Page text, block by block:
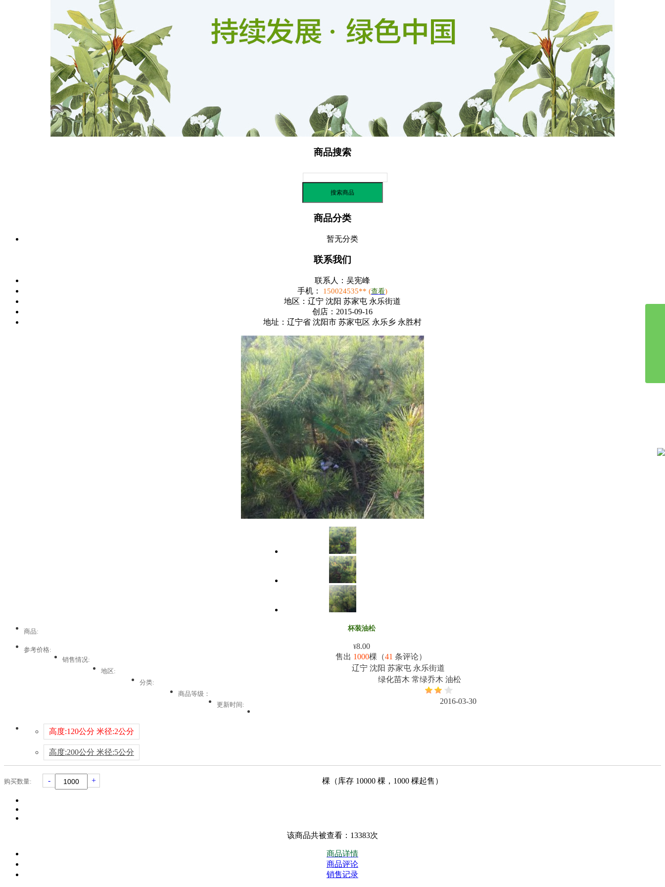
商品搜索
商品分类
暂无分类
联系我们
联系人： 吴宪峰
手机：
150024535** (查看)
地区： 辽宁 沈阳 苏家屯 永乐街道
创店： 2015-09-16
地址： 辽宁省 沈阳市 苏家屯区 永乐乡 永胜村
商品: 杯装油松
参考价格: ¥8.00
销售情况: 售出 1000棵（41 条评论）
地区: 辽宁 沈阳 苏家屯 永乐街道
分类: 绿化苗木 常绿乔木 油松
商品等级：
更新时间:
2016-03-30
高度:120公分 米径:2公分
高度:200公分 米径:5公分
购买数量: - + 棵（库存 10000 棵， 1000 棵起售）
该商品共被查看：13383次
商品详情
商品评论
销售记录